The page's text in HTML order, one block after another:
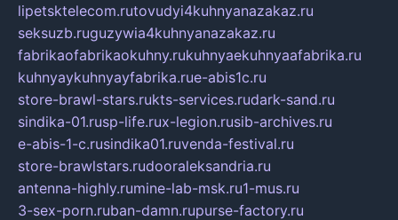
lipetsktelecom.rutovudyi4kuhnyanazakaz.ru
seksuzb.ruguzywia4kuhnyanazakaz.ru
fabrikaofabrikaokuhny.rukuhnyaekuhnyaafabrika.ru
kuhnyaykuhnyayfabrika.rue-abis1c.ru
store-brawl-stars.rukts-services.rudark-sand.ru
sindika-01.rusp-life.rux-legion.rusib-archives.ru
e-abis-1-c.rusindika01.ruvenda-festival.ru
store-brawlstars.rudooraleksandria.ru
antenna-highly.rumine-lab-msk.ru1-mus.ru
3-sex-porn.ruban-damn.rupurse-factory.ru